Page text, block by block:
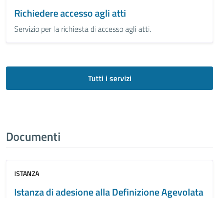
Richiedere accesso agli atti
Servizio per la richiesta di accesso agli atti.
Tutti i servizi
Documenti
ISTANZA
Istanza di adesione alla Definizione Agevolata